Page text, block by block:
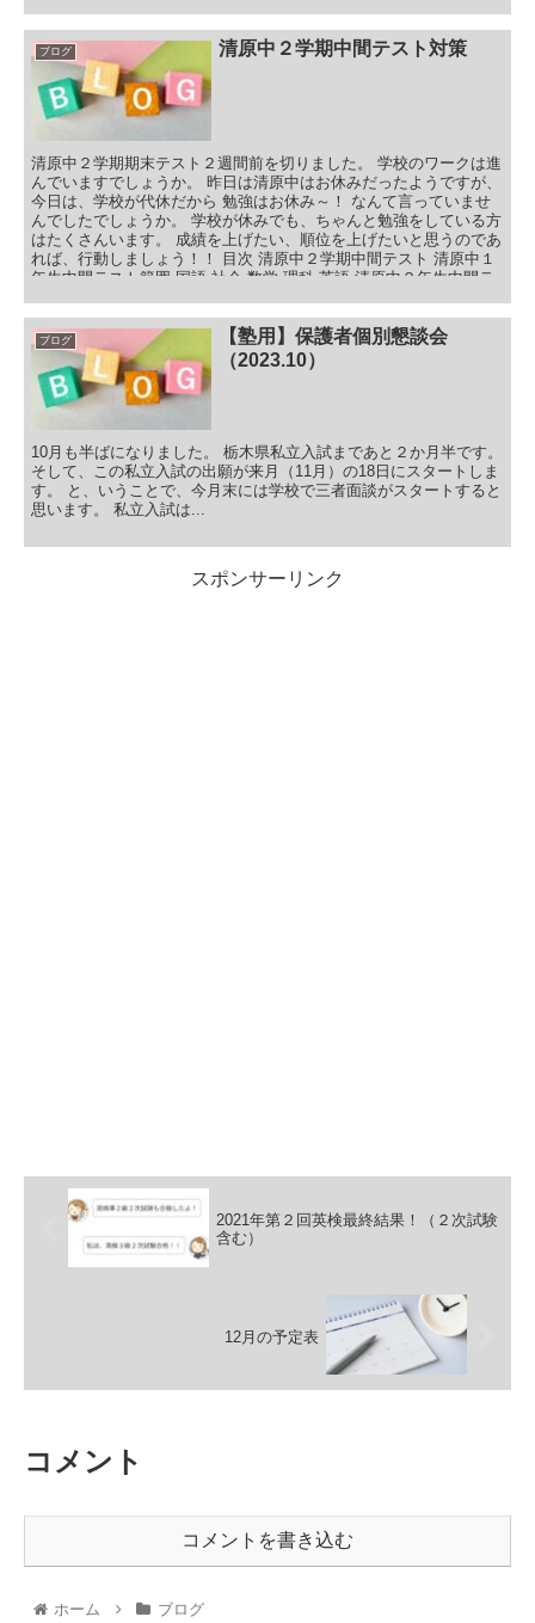
ブログ 清原中２学期中間テスト対策
清原中２学期期末テスト２週間前を切りました。 学校のワークは進
んでいますでしょうか。 昨日は清原中はお休みだったようですが、
今日は、学校が代休だから 勉強はお休み～！ なんて言っていませ
んでしたでしょうか。 学校が休みでも、ちゃんと勉強をしている方
はたくさんいます。 成績を上げたい、順位を上げたいと思うのであ
れば、行動しましょう！！ 目次 清原中２学期中間テスト 清原中１
年生中間テスト範囲 国語 社会 数学 理科 英語 清原中２年生中間テ
語 社会 数学 理科 英語 清原中２学期中間テスト対策まとめ
ブログ
【塾用】保護者個別懇談会
（2023.10）
10月も半ばになりました。 栃木県私立入試まであと２か月半です。
そして、この私立入試の出願が来月（11月）の18日にスタートしま
す。 と、いうことで、今月末には学校で三者面談がスタートすると
思います。 私立入試は...
スポンサーリンク
2021年第２回英検最終結果！（２次試験
含む）
12月の予定表
コメント
コメントを書き込む
ホーム ブログ